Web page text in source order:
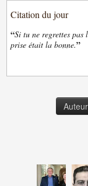
Citation du jour
“Si tu ne regrettes pas
prise était la bonne.”